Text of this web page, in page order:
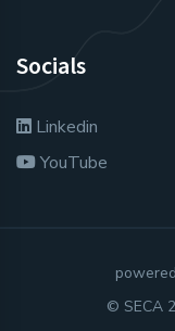
Socials
Linkedin
YouTube
© SECA